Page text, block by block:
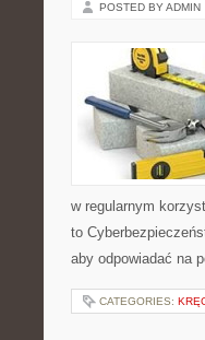
POSTED BY ADMIN
w regularnym
to
aby odpowiadać na
CATEGORIES: